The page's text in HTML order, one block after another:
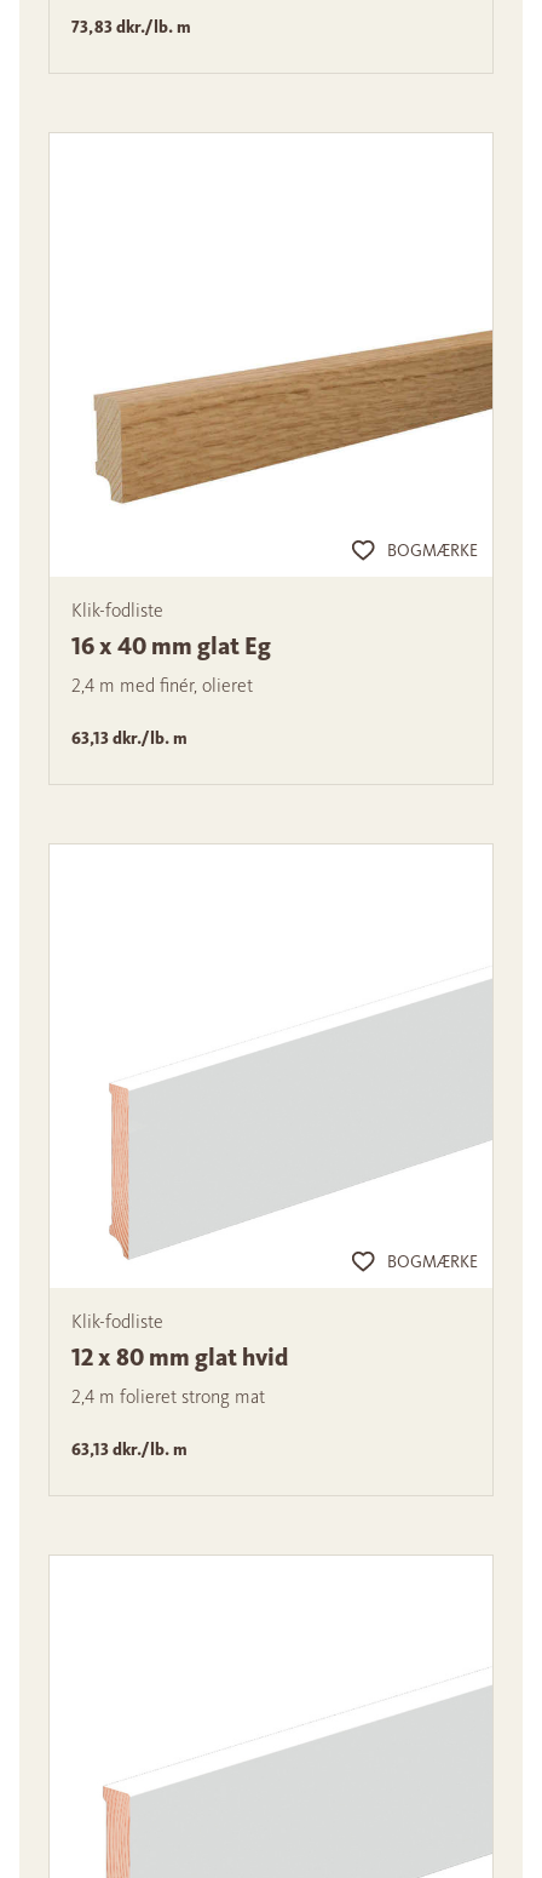
73,83 dkr./lb. m
BOGMÆRKE
Klik-fodliste
16 x 40 mm glat Eg
2,4 m med finér, olieret
63,13 dkr./lb. m
BOGMÆRKE
Klik-fodliste
12 x 80 mm glat hvid
2,4 m folieret strong mat
63,13 dkr./lb. m